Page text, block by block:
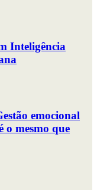
Inteligência
emocional
o mesmo que